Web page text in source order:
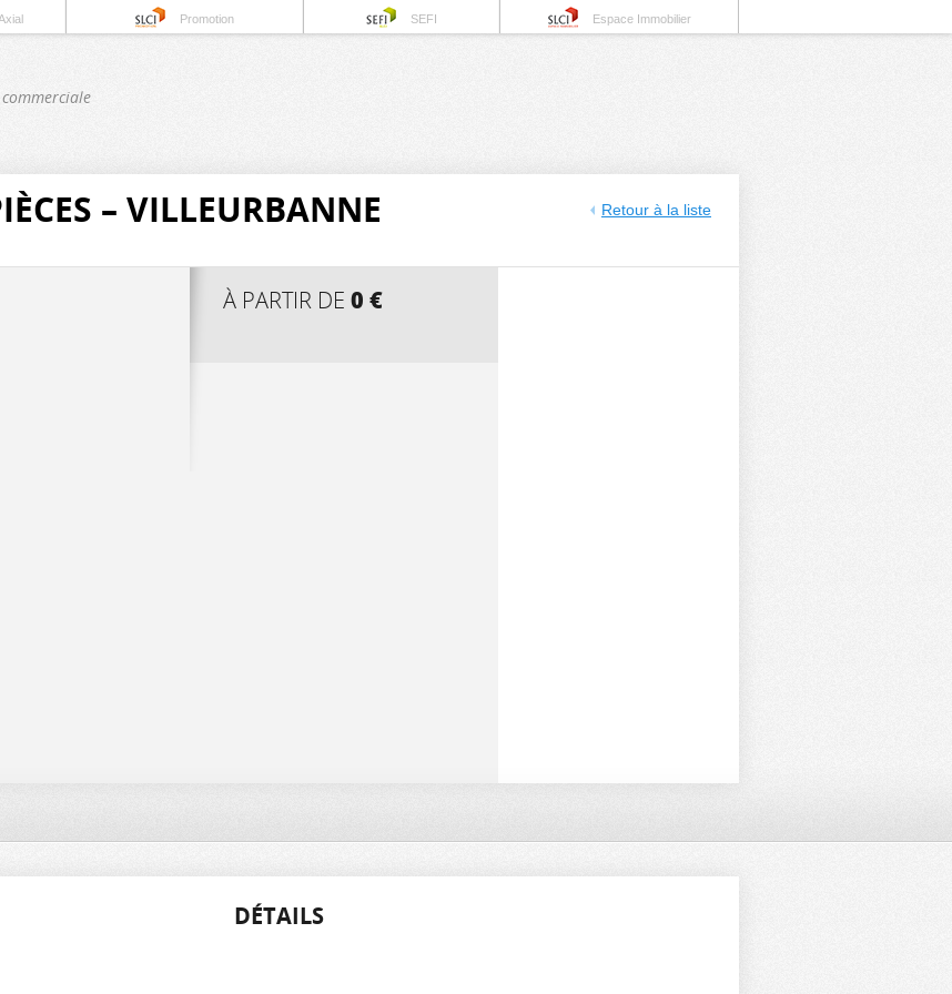
Promotion SEFI Espace Immobilier
– VILLEURBANNE Retour à la liste
À PARTIR DE 0 €
DÉTAILS